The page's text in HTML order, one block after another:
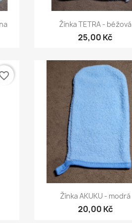
Rychlý náhled
Žínka TETRA - béžová
25,00 Kč
Rychlý náhled
Žínka AKUKU - modrá
20,00 Kč